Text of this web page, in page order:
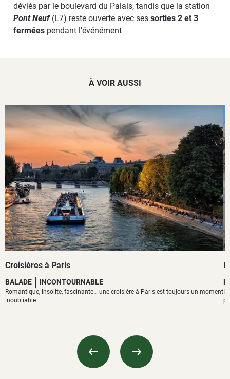
déviés par le boulevard du Palais, tandis que la station
Pont Neuf(L7) reste ouverte avec ses sorties 2 et 3
fermées pendant l'événément
À VOIR AUSSI
Croisières à Paris
BALADE INCONTOURNABLE
Romantique, insolite, fascinante… une croisière à Paris est toujours un moment
inoubliable